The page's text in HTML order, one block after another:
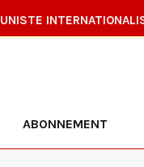
ABONNEMENT